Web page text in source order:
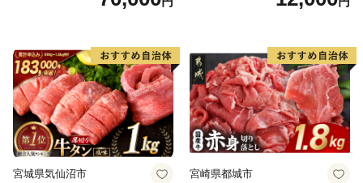
肉 ジューシー ヘルシー】(H0
宮城県気仙沼市 宮崎県都城市